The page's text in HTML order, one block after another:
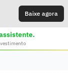
Baixe agora